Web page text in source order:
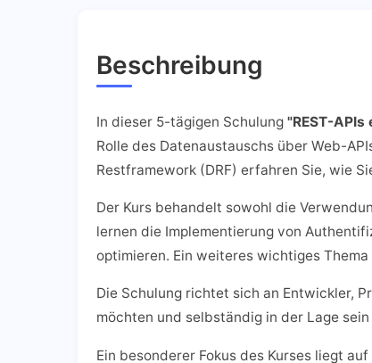
Beschreibung
In dieser 5-tägigen Schulung "REST-
Rolle des Datenaustauschs über Web-
Restframework (DRF) erfahren Sie, wie
Der Kurs behandelt sowohl die
lernen die Implementierung von
optimieren. Ein weiteres wichtiges
Die Schulung richtet sich an Entwickler,
möchten und selbständig in der Lage
Ein besonderer Fokus des Kurses liegt